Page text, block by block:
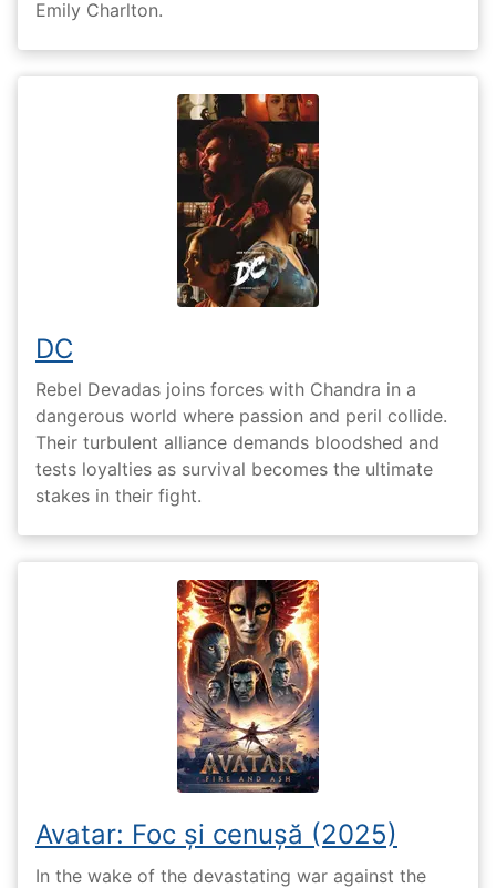
Emily Charlton.
DC
Rebel Devadas joins forces with Chandra in a
dangerous world where passion and peril collide.
Their turbulent alliance demands bloodshed and
tests loyalties as survival becomes the ultimate
stakes in their fight.
Avatar: Foc și cenușă (2025)
In the wake of the devastating war against the